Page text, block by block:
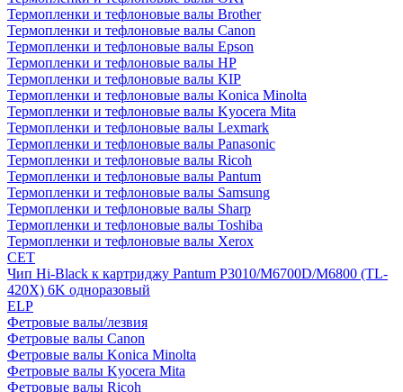
Термопленки и тефлоновые валы Brother
Термопленки и тефлоновые валы Canon
Термопленки и тефлоновые валы Epson
Термопленки и тефлоновые валы HP
Термопленки и тефлоновые валы KIP
Термопленки и тефлоновые валы Konica Minolta
Термопленки и тефлоновые валы Kyocera Mita
Термопленки и тефлоновые валы Lexmark
Термопленки и тефлоновые валы Panasonic
Термопленки и тефлоновые валы Ricoh
Термопленки и тефлоновые валы Pantum
Термопленки и тефлоновые валы Samsung
Термопленки и тефлоновые валы Sharp
Термопленки и тефлоновые валы Toshiba
Термопленки и тефлоновые валы Xerox
CET
Чип Hi-Black к картриджу Pantum P3010/M6700D/M6800 (TL-
420X) 6K одноразовый
ELP
Фетровые валы/лезвия
Фетровые валы Canon
Фетровые валы Konica Minolta
Фетровые валы Kyocera Mita
Фетровые валы Ricoh